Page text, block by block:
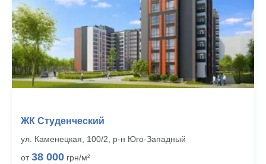
ЖК Студенческий
ул. Каменецкая, 100/2, р‑н Юго-Западный
от38 000 грн/м²